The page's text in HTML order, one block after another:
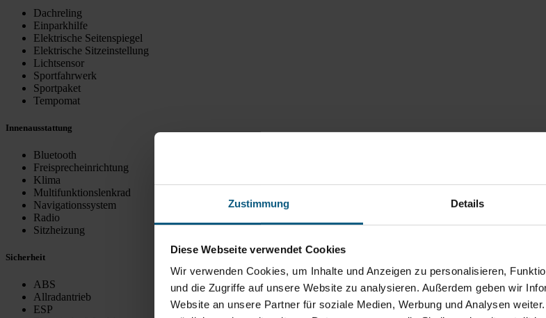
Zustimmung Details
Diese Webseite verwendet Cookies
Wir verwenden Cookies, um Inhalte und Anzeigen zu personalisieren,
und die Zugriffe auf unsere Website zu analysieren. Außerdem geben wir
Website an unsere Partner für soziale Medien, Werbung und Analysen
Dachreling
Einparkhilfe
Elektrische Seitenspiegel
Elektrische Sitzeinstellung
Lichtsensor
Sportfahrwerk
Sportpaket
Tempomat
Innenausstattung
Bluetooth
Freisprecheinrichtung
Klima
Multifunktionslenkrad
Navigationssystem
Radio
Sitzheizung
Sicherheit
ABS
Allradantrieb
ESP